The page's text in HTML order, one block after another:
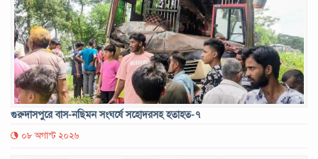
গুরুদাসপুরে বাস-নছিমন সংঘর্ষে সহোদরসহ হতাহত-৭
০৮ অগাস্ট ২০২৬